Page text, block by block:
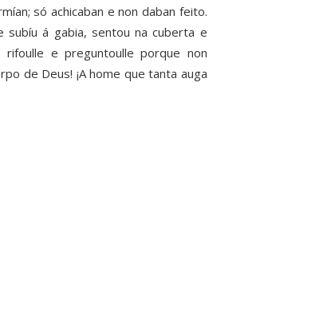
só achicaban e non daban feito.
á gabia, sentou na cuberta e
e preguntoulle porque non
de Deus! ¡A home que tanta auga